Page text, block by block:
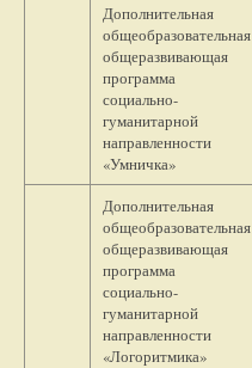
Дополнительная
общеобразовательная
общеразвивающая
программа
социально-
гуманитарной
направленности
«Умничка»
Дополнительная
общеобразовательная
общеразвивающая
программа
социально-
гуманитарной
направленности
«Логоритмика»